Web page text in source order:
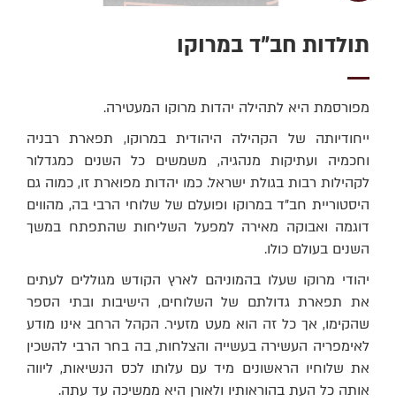
תולדות חב"ד במרוקו
מפורסמת היא לתהילה יהדות מרוקו המעטירה.
ייחודיותה של הקהילה היהודית במרוקו, תפארת רבניה
וחכמיה ועתיקות מנהגיה, משמשים כל השנים כמגדלור
לקהילות רבות בגולת ישראל. כמו יהדות מפוארת זו, כמוה גם
היסטוריית חב"ד במרוקו ופועלם של שלוחי הרבי בה, מהווים
דוגמה ואבוקה מאירה למפעל השליחות שהתפתח במשך
השנים בעולם כולו.
יהודי מרוקו שעלו בהמוניהם לארץ הקודש מגוללים לעתים
את תפארת גדולתם של השלוחים, הישיבות ובתי הספר
שהקימו, אך כל זה הוא מעט מזעיר. הקהל הרחב אינו מודע
לאימפריה העשירה בעשייה והצלחות, בה בחר הרבי להשכין
את שלוחיו הראשונים מיד עם עלותו לכס הנשיאות, ליווה
אותה כל העת בהוראותיו ולאורן היא ממשיכה עד עתה.